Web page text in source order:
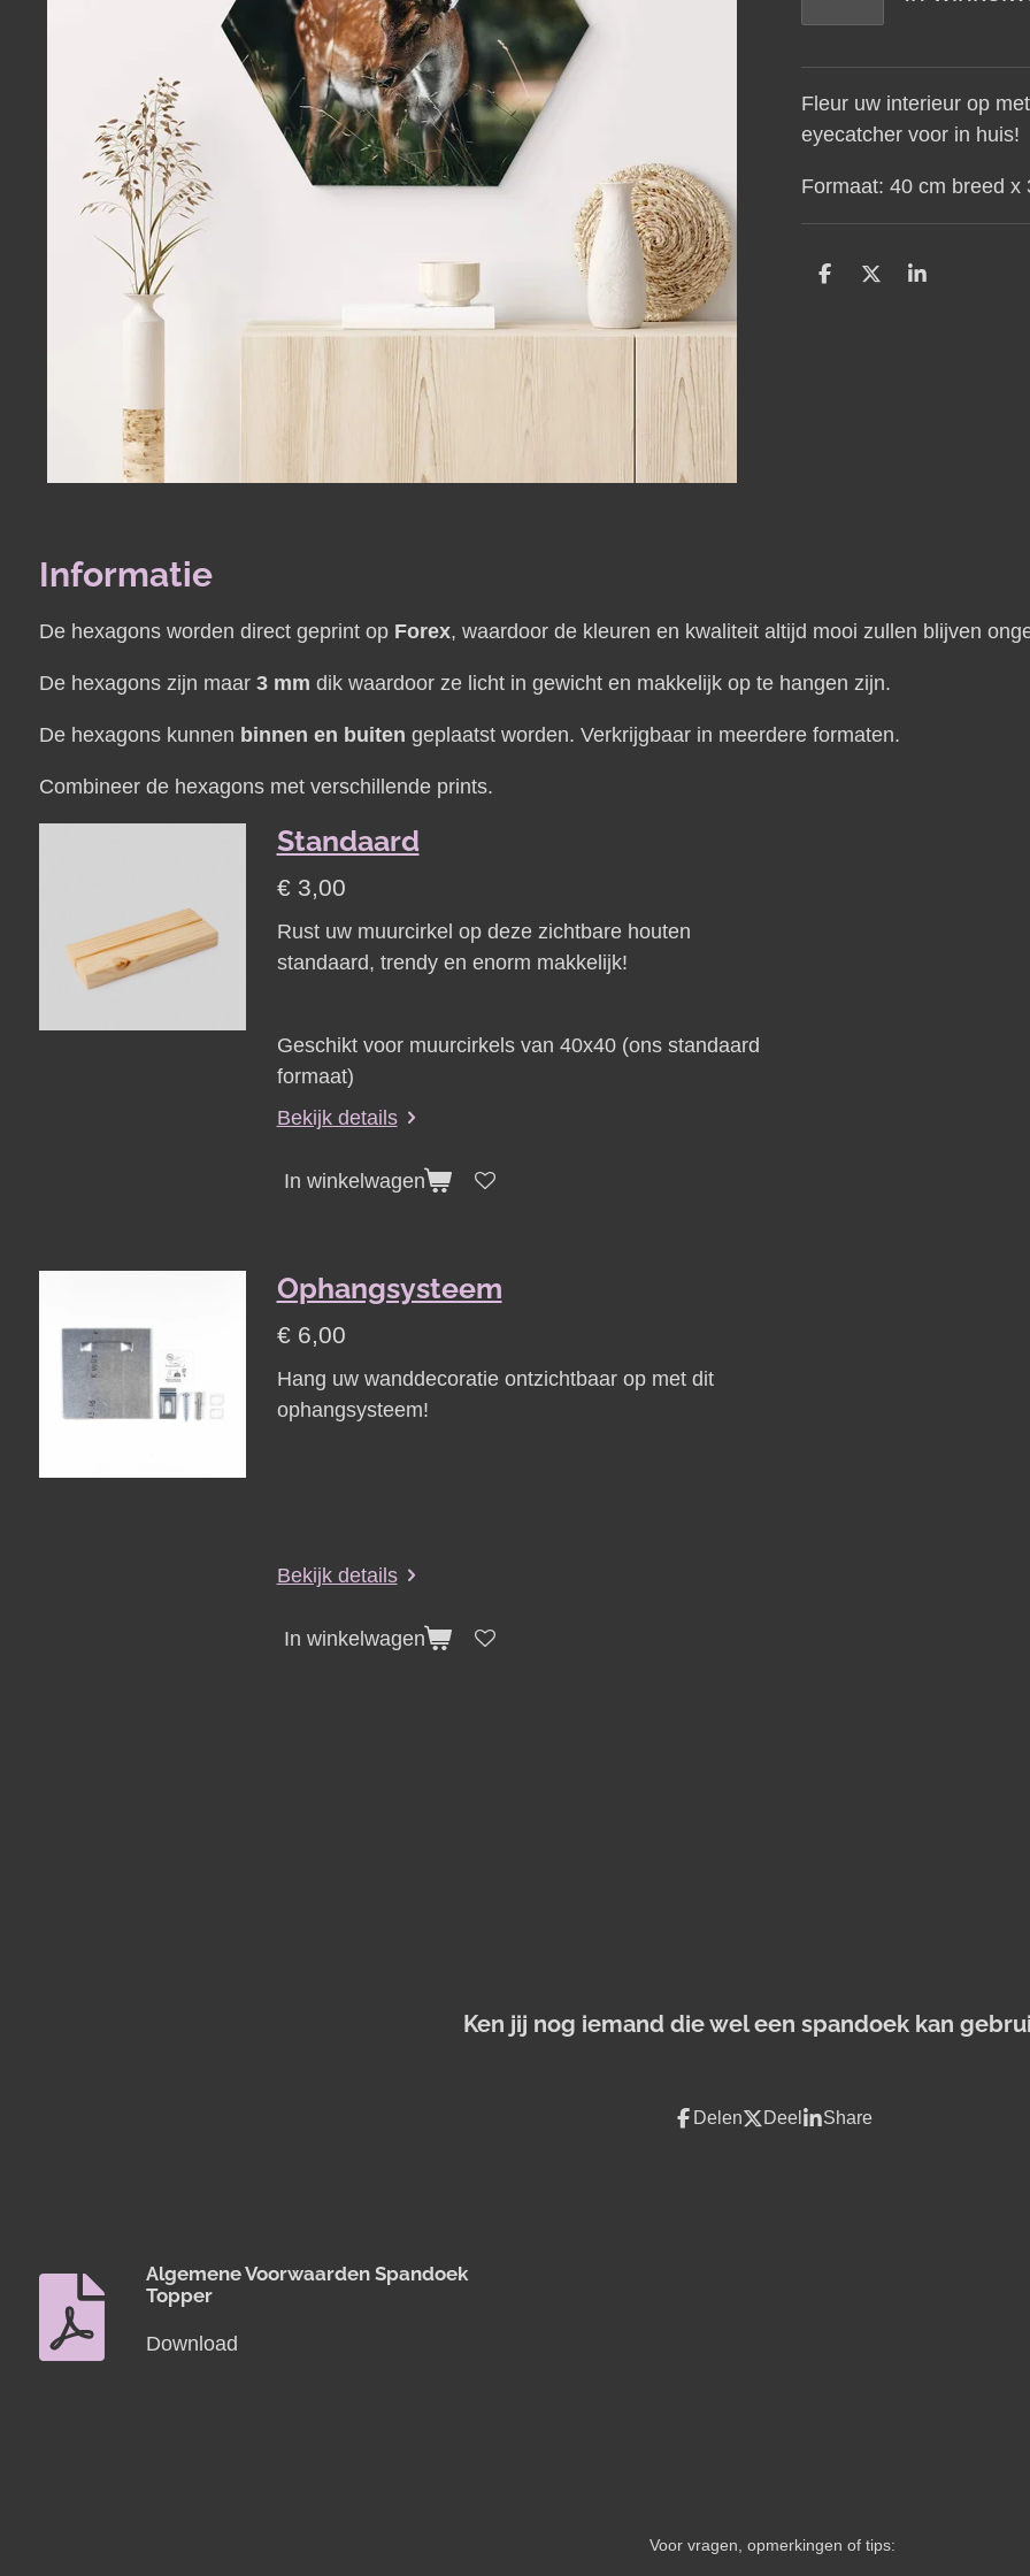
Fleur uw interieur op
eyecatcher voor in huis!
Formaat: 40 cm breed x
D
D
S
Informatie
De hexagons worden direct geprint op Forex, waardoor de kleuren en kwaliteit altijd mooi zullen blijven
De hexagons zijn maar 3 mm dik waardoor ze licht in gewicht en makkelijk op te hangen zijn.
De hexagons kunnen binnen en buiten geplaatst worden. Verkrijgbaar in meerdere formaten.
Combineer de hexagons met verschillende prints.
Standaard
€ 3,00
Rust uw muurcirkel op deze zichtbare houten
standaard, trendy en enorm makkelijk!
Geschikt voor muurcirkels van 40x40 (ons standaard
formaat)
Bekijk details
In winkelwagen
Ophangsysteem
€ 6,00
Hang uw wanddecoratie ontzichtbaar op met dit
ophangsysteem!
Bekijk details
In winkelwagen
Ken jij nog iemand die wel een spandoek kan
Delen Deel Share
Algemene Voorwaarden Spandoek
Topper
Download
Voor vragen, opmerkingen of tips: